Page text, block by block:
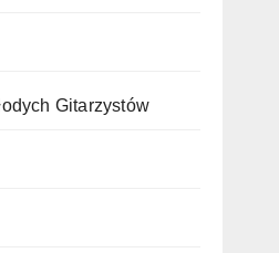
Gitarzystów